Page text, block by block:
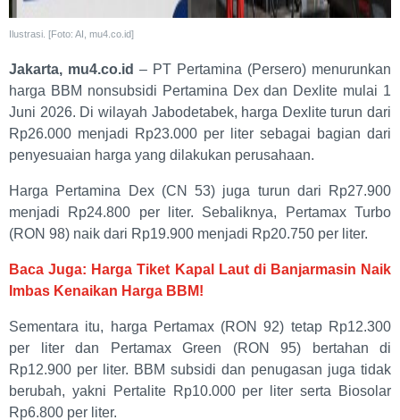
Ilustrasi. [Foto: AI, mu4.co.id]
Jakarta, mu4.co.id – PT Pertamina (Persero) menurunkan
harga BBM nonsubsidi Pertamina Dex dan Dexlite mulai 1
Juni 2026. Di wilayah Jabodetabek, harga Dexlite turun dari
Rp26.000 menjadi Rp23.000 per liter sebagai bagian dari
penyesuaian harga yang dilakukan perusahaan.
Harga Pertamina Dex (CN 53) juga turun dari Rp27.900
menjadi Rp24.800 per liter. Sebaliknya, Pertamax Turbo
(RON 98) naik dari Rp19.900 menjadi Rp20.750 per liter.
Baca Juga: Harga Tiket Kapal Laut di Banjarmasin Naik
Imbas Kenaikan Harga BBM!
Sementara itu, harga Pertamax (RON 92) tetap Rp12.300
per liter dan Pertamax Green (RON 95) bertahan di
Rp12.900 per liter. BBM subsidi dan penugasan juga tidak
berubah, yakni Pertalite Rp10.000 per liter serta Biosolar
Rp6.800 per liter.